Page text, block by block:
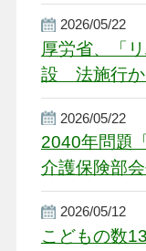
2026/05/22
厚労省、「
設 法施行か
2026/05/22
2040年問題
介護保険部
盤整備を促す
2026/05/12
こどもの数